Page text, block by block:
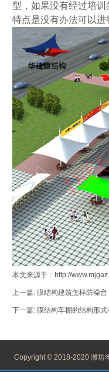
型，如果没有经过培
特点是没有办法可以进
本文来源于： http://
上一篇: 膜结构建筑怎样防噪音
下一篇: 膜结构车棚的结构形式
Copyright © 2018-2020 潍坊